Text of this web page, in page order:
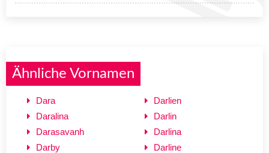
Ähnliche Vornamen
Dara
Daralina
Darasavanh
Darby
Darlien
Darlin
Darlina
Darline